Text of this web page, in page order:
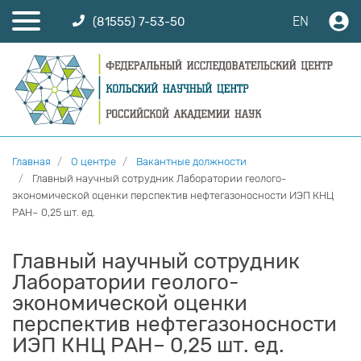
(81555) 7-53-50 EN
Главная О центре
Вакантные должности
Главный научный сотрудник Лаборатории геолого-
экономической оценки перспектив нефтегазоносности ИЭП КНЦ
РАН– 0,25 шт. ед.
Главный научный сотрудник
Лаборатории геолого-
экономической оценки
перспектив нефтегазоносности
ИЭП КНЦ РАН– 0,25 шт. ед.